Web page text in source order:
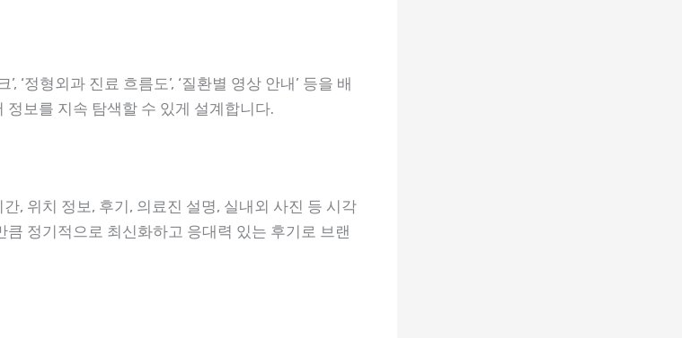
‘정형외과 진료 흐름도’, ‘질환별 영상 안내’ 등을 배
보를 지속 탐색할 수 있게 설계합니다.
, 위치 정보, 후기, 의료진 설명, 실내외 사진 등 시각
큼 정기적으로 최신화하고 응대력 있는 후기로 브랜